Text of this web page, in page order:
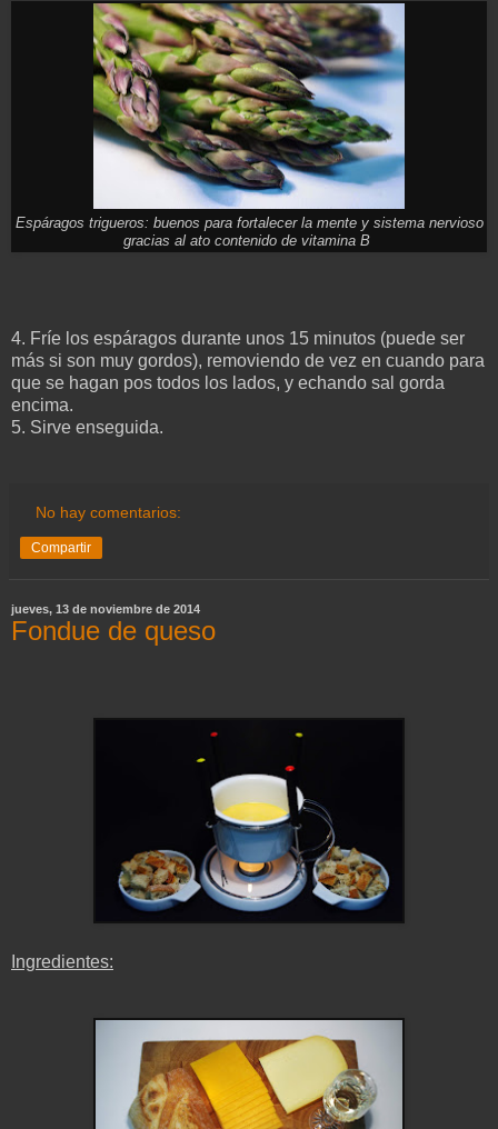
Espáragos trigueros: buenos para fortalecer la mente y sistema nervioso
gracias al ato contenido de vitamina B
4. Fríe los espáragos durante unos 15 minutos (puede ser
más si son muy gordos), removiendo de vez en cuando para
que se hagan pos todos los lados, y echando sal gorda
encima.
5. Sirve enseguida.
No hay comentarios:
Compartir
jueves, 13 de noviembre de 2014
Fondue de queso
Ingredientes: